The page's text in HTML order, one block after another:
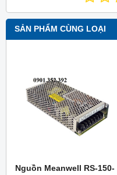
SẢN PHẨM CÙNG LOẠI
Nguồn Meanwell RS-150-